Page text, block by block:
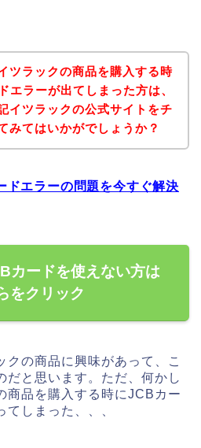
ツラックの商品を購入する時
エラーが出てしまった方は、
イツラックの公式サイトをチ
みてはいかがでしょうか？
ドエラーの問題を今すぐ解決
カードを使えない方は
をクリック
クの商品に興味があって、こ
だと思います。ただ、何かし
商品を購入する時にJCBカー
てしまった、、、